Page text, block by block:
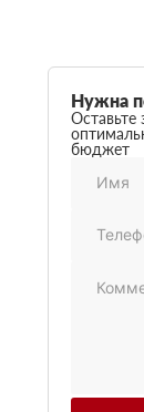
Нужна
бюджет